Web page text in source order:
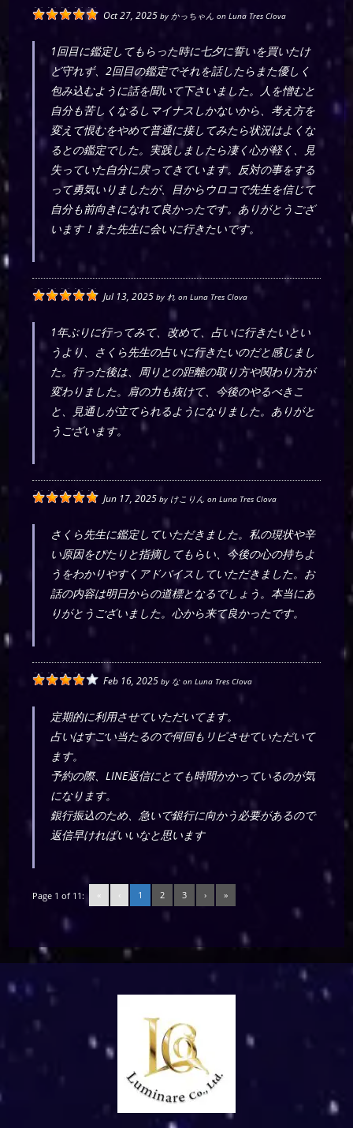
Oct 27, 2025 by かっちゃん onLuna Tres Clova
1回目に鑑定してもらった時に七夕に誓いを買いたけ
ど守れず、2回目の鑑定でそれを話したらまた優しく
包み込むように話を聞いて下さいました。人を憎むと
自分も苦しくなるしマイナスしかないから、考え方を
変えて恨むをやめて普通に接してみたら状況はよくな
るとの鑑定でした。実践しましたら凄く心が軽く、見
失っていた自分に戻ってきています。反対の事をする
って勇気いりましたが、目からウロコで先生を信じて
自分も前向きになれて良かったです。ありがとうござ
います！また先生に会いに行きたいです。
Jul 13, 2025 byれ onLuna Tres Clova
1年ぶりに行ってみて、改めて、占いに行きたいとい
うより、さくら先生の占いに行きたいのだと感じまし
た。行った後は、周りとの距離の取り方や関わり方が
変わりました。肩の力も抜けて、今後のやるべきこ
と、見通しが立てられるようになりました。ありがと
うございます。
Jun 17, 2025 by けこりん onLuna Tres Clova
さくら先生に鑑定していただきました。私の現状や辛
い原因をぴたりと指摘してもらい、今後の心の持ちよ
うをわかりやすくアドバイスしていただきました。お
話の内容は明日からの道標となるでしょう。本当にあ
りがとうございました。心から来て良かったです。
Feb 16, 2025 by な onLuna Tres Clova
定期的に利用させていただいてます。
占いはすごい当たるので何回もリピさせていただいて
ます。
予約の際、LINE返信にとても時間かかっているのが気
になります。
銀行振込のため、急いで銀行に向かう必要があるので
返信早ければいいなと思います
Page 1 of 11: « ‹ 1 2 3 › »